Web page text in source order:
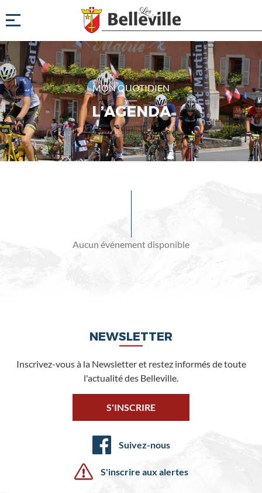
MON QUOTIDIEN
L’AGENDA
Aucun événement disponible
NEWSLETTER
Inscrivez-vous à la Newsletter et restez informés de toute
l'actualité des Belleville.
S'INSCRIRE
Suivez-nous
S'inscrire aux alertes